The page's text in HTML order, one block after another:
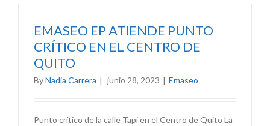
EMASEO EP ATIENDE PUNTO
CRÍTICO EN EL CENTRO DE
QUITO
ByNadia Carrera | junio 28, 2023 | Emaseo
Punto crítico de la calle Tapi en el Centro de Quito La